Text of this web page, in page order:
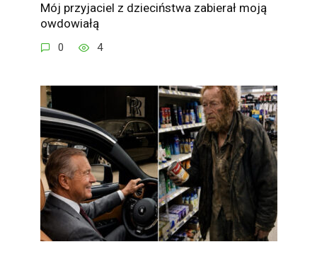
Mój przyjaciel z dzieciństwa zabierał moją
owdowiałą
0 4